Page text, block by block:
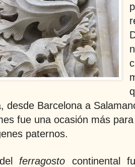
desde Barcelona a
fue una ocasión más
paternos.
ferragosto continental